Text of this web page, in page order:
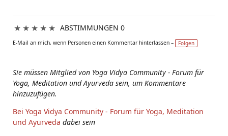
★ ★ ★ ★ ★ ABSTIMMUNGEN 0
E-Mail an mich, wenn Personen einen Kommentar hinterlassen – Folgen
Sie müssen Mitglied von Yoga Vidya Community - Forum für
Yoga, Meditation und Ayurveda sein, um Kommentare
hinzuzufügen.
Bei Yoga Vidya Community - Forum für Yoga, Meditation
und Ayurveda dabei sein